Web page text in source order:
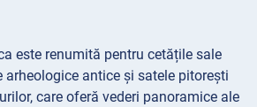
este renumită pentru cetățile sale
arheologice antice și satele pitorești
care oferă vederi panoramice ale